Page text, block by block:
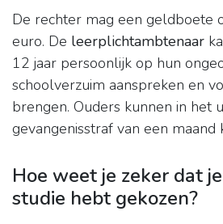
De rechter mag een geldboete
euro. De leerplichtambtenaar
12 jaar persoonlijk op hun
schoolverzuim aanspreken en
brengen. Ouders kunnen in het
gevangenisstraf van een maand
Hoe weet je zeker dat
studie hebt gekozen?